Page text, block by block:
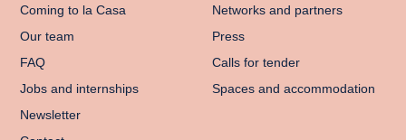
Coming to la Casa
Our team
FAQ
Jobs and internships
Newsletter
Networks and partners
Press
Calls for tender
Spaces and accommodation